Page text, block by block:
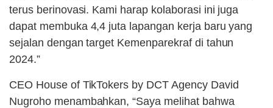
terus berinovasi. Kami harap kolaborasi ini juga
dapat membuka 4,4 juta lapangan kerja baru yang
sejalan dengan target Kemenparekraf di tahun
2024.”
CEO House of TikTokers by DCT Agency David
Nugroho menambahkan, “Saya melihat bahwa